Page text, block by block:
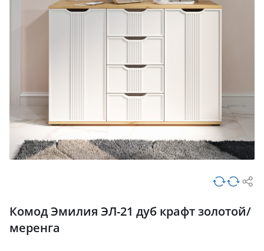
Комод Эмилия ЭЛ-21 дуб крафт золотой/
меренга